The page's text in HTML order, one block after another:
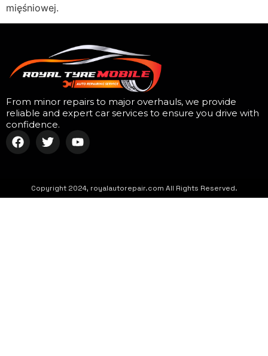
mięśniowej.
From minor repairs to major overhauls, we provide
reliable and expert car services to ensure you drive with
confidence.
Copyright 2024, royalautorepair.com All Rights Reserved.